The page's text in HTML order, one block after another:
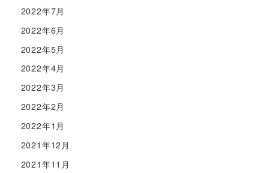
2022年7月
2022年6月
2022年5月
2022年4月
2022年3月
2022年2月
2022年1月
2021年12月
2021年11月